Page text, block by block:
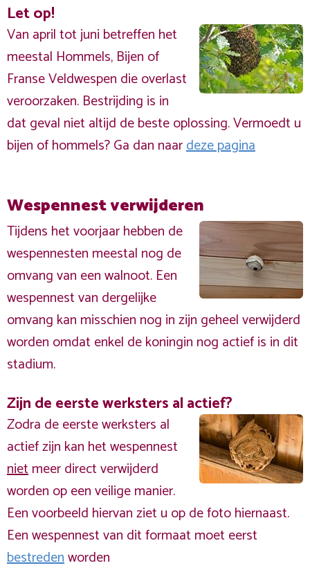
Let op!
Van april tot juni betreffen het
meestal Hommels, Bijen of
Franse Veldwespen die overlast
veroorzaken. Bestrijding is in
dat geval niet altijd de beste oplossing. Vermoedt u
bijen of hommels? Ga dan naardeze pagina
Wespennest verwijderen
Tijdens het voorjaar hebben de
wespennesten meestal nog de
omvang van een walnoot. Een
wespennest van dergelijke
omvang kan misschien nog in zijn geheel verwijderd
worden omdat enkel de koningin nog actief is in dit
stadium.
Zijn de eerste werksters al actief?
Zodra de eerste werksters al
actief zijn kan het wespennest
nietmeer direct verwijderd
worden op een veilige manier.
Een voorbeeld hiervan ziet u op de foto hiernaast.
Een wespennest van dit formaat moet eerst
bestredenworden